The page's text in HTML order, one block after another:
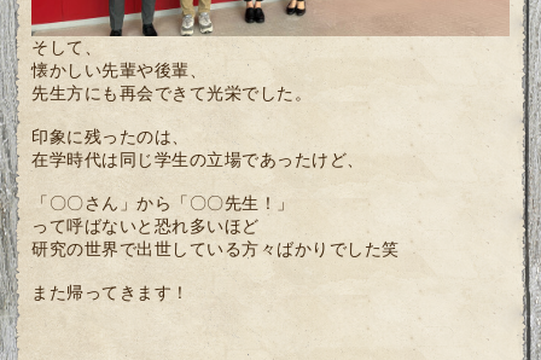
そして、
懐かしい先輩や後輩、
先生方にも再会できて光栄でした。
印象に残ったのは、
在学時代は同じ学生の立場であったけど、
「〇〇さん」から「〇〇先生！」
って呼ばないと恐れ多いほど
研究の世界で出世している方々ばかりでした笑
また帰ってきます！